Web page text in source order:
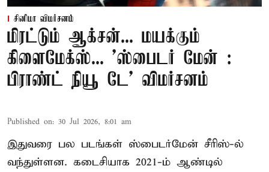
சினிமா விமர்சனம்
மிரட்டும் ஆக்சன்... மயக்கும்
கிளைமேக்ஸ்... 'ஸ்பைடர் மேன் :
பிராண்ட் நியூ டே' விமர்சனம்
Published on: 30 Jul 2026, 8:01 am
இதுவரை பல படங்கள் ஸ்பைடர்மேன் சீரிஸ்-ல்
வந்துள்ளன. கடைசியாக 2021-ம் ஆண்டில்